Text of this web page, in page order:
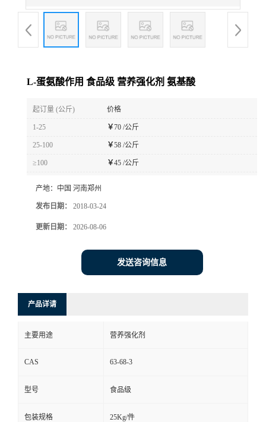
L-蛋氨酸作用 食品级 营养强化剂 氨基酸
起订量 (公斤) 价格
1-25 ￥70 /公斤
25-100 ￥58 /公斤
≥100 ￥45 /公斤
产地： 中国 河南郑州
发布日期： 2018-03-24
更新日期： 2026-08-06
发送咨询信息
产品详请
主要用途 营养强化剂
CAS 63-68-3
型号 食品级
包装规格 25Kg/件